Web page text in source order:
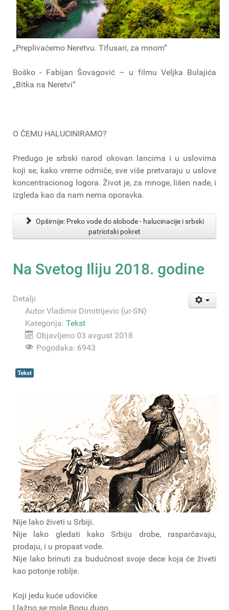
„Preplivaćemo Neretvu. Tifusari, za mnom“
Boško - Fabijan Šovagović – u filmu Veljka Bulajića
„Bitka na Neretvi“
O ČEMU HALUCINIRAMO?
Predugo je srbski narod okovan lancima i u uslovima
koji se, kako vreme odmiče, sve više pretvaraju u uslove
koncentracionog logora. Život je, za mnoge, lišen nade, i
izgleda kao da nam nema oporavka.
Opširnije: Preko vode do slobode - halucinacije i srbski
patriotski pokret
Na Svetog Iliju 2018. godine
Detalji
Autor Vladimir Dimitrijevic (ur-SN)
Kategorija: Tekst
Objavljeno 03 avgust 2018
Pogodaka: 6943
Tekst
Nije lako živeti u Srbiji.
Nije lako gledati kako Srbiju drobe, rasparčavaju,
prodaju, i u propast vode.
Nije lako brinuti za budućnost svoje dece koja će živeti
kao potonje roblje.
Koji jedu kuće udovičke
I lažno se mole Bogu dugo